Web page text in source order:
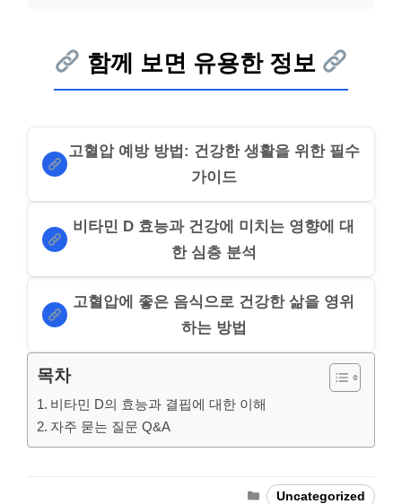
함께 보면 유용한 정보
고혈압 예방 방법: 건강한 생활을 위한 필수
가이드
비타민 D 효능과 건강에 미치는 영향에 대
한 심층 분석
고혈압에 좋은 음식으로 건강한 삶을 영위
하는 방법
목차
비타민 D의 효능과 결핍에 대한 이해
자주 묻는 질문 Q&A
Categories
Uncategorized